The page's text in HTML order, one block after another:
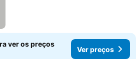
ver os preços
Ver preços